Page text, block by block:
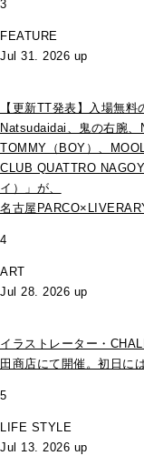
3
FEATURE
Jul 31. 2026 up
【更新TT発表】入場無料
Natsudaidai、鬼の右腕、
TOMMY（BOY）、
CLUB QUATTRO
イ）」が、
名古屋
4
ART
Jul 28. 2026 up
イラストレーター・
田商店にて開催。初日に
5
LIFE STYLE
Jul 13. 2026 up